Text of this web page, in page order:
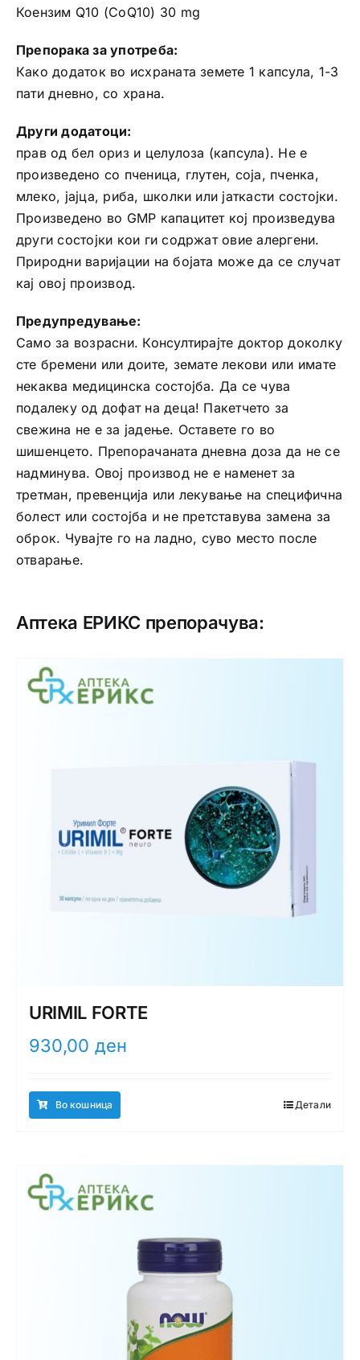
Коензим Q10 (CoQ10) 30 mg
Препорака за употреба:
Како додаток во исхраната земете 1 капсула, 1-3
пати дневно, со храна.
Други додатоци:
прав од бел ориз и целулоза (капсула). Не е
произведено со пченица, глутен, соја, пченка,
млеко, јајца, риба, школки или јаткасти состојки.
Произведено во GMP капацитет кој произведува
други состојки кои ги содржат овие алергени.
Природни варијации на бојата може да се случат
кај овој производ.
Предупредување:
Само за возрасни. Консултирајте доктор доколку
сте бремени или доите, земате лекови или имате
некаква медицинска состојба. Да се чува
подалеку од дофат на деца! Пакетчето за
свежина не е за јадење. Оставете го во
шишенцето. Препорачаната дневна доза да не се
надминува. Овој производ не е наменет за
третман, превенција или лекување на специфична
болест или состојба и не претставува замена за
оброк. Чувајте го на ладно, суво место после
отварање.
Аптека ЕРИКС препорачува:
URIMIL FORTE
930,00 ден
Во кошница Детали